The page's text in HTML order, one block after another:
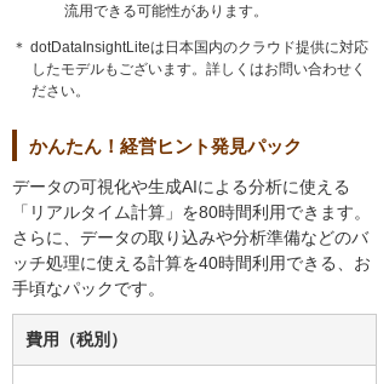
流用できる可能性があります。
＊ dotDataInsightLiteは日本国内のクラウド提供に対応
したモデルもございます。詳しくはお問い合わせく
ださい。
かんたん！経営ヒント発見パック
データの可視化や生成AIによる分析に使える
「リアルタイム計算」を80時間利用できます。
さらに、データの取り込みや分析準備などのバ
ッチ処理に使える計算を40時間利用できる、お
手頃なパックです。
費用（税別）